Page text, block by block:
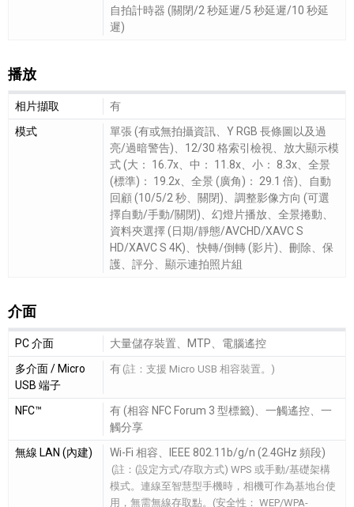
自拍計時器 (關閉/2 秒延遲/5 秒延遲/10 秒延
遲)
播放
播放細節敘述
相片擷取
有
模式
單張 (有或無拍攝資訊、Y RGB 長條圖以及過
亮/過暗警告)、12/30 格索引檢視、放大顯示模
式 (大： 16.7x、中： 11.8x、小： 8.3x、全景
(標準)： 19.2x、全景 (廣角)： 29.1 倍)、自動
回顧 (10/5/2 秒、關閉)、調整影像方向 (可選
擇自動/手動/關閉)、幻燈片播放、全景捲動、
資料夾選擇 (日期/靜態/AVCHD/XAVC S
HD/XAVC S 4K)、快轉/倒轉 (影片)、刪除、保
護、評分、顯示連拍照片組
介面
介面細節敘述
PC 介面
大量儲存裝置、MTP、電腦遙控
多介面 / Micro
USB 端子
有 (註：支援 Micro USB 相容裝置。)
NFC™
有 (相容 NFC Forum 3 型標籤)、一觸遙控、一
觸分享
無線 LAN (內建)
Wi-Fi 相容、IEEE 802.11b/g/n (2.4GHz 頻段)
(註：(設定方式/存取方式) WPS 或手動/基礎架構
模式。連線至智慧型手機時，相機可作為基地台使
用，無需無線存取點。(安全性： WEP/WPA-